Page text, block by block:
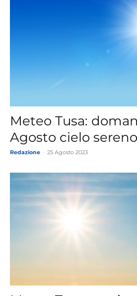
Meteo Tusa:
Agosto cielo
Redazione 25 Agosto 2023